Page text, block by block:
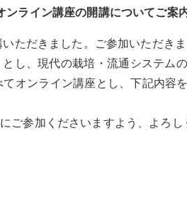
ライン講座の開講についてご案
だきました。ご参加いただきま
し、現代の栽培・流通システム
オンライン講座とし、下記内容
にご参加くださいますよう、よ